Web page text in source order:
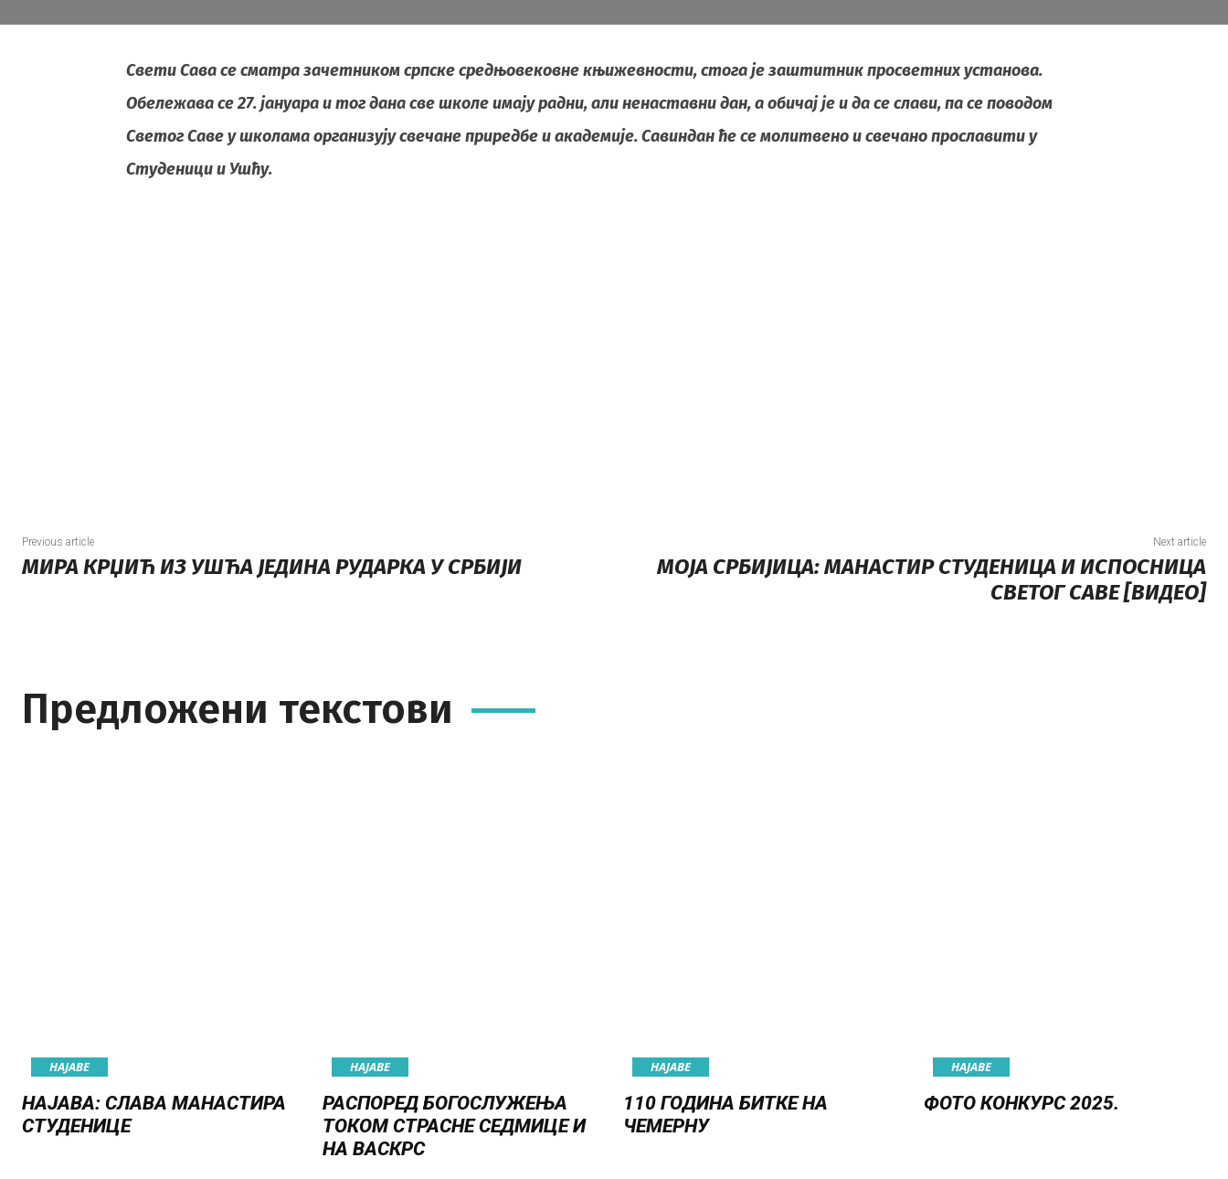
Свети Сава се сматра зачетником српске средњовековне књижевности, стога је заштитник просветних установа.
Обележава се 27. јануара и тог дана све школе имају радни, али ненаставни дан, а обичај је и да се слави, па се поводом
Светог Саве у школама организују свечане приредбе и академије. Савиндан ће се молитвено и свечано прославити у
Студеници и Ушћу.
Previous article
МИРА КРЏИЋ ИЗ УШЋА ЈЕДИНА РУДАРКА У СРБИЈИ
Next article
МОЈА СРБИЈИЦА: МАНАСТИР СТУДЕНИЦА И ИСПОСНИЦА
СВЕТОГ САВЕ [ВИДЕО]
Предложени текстови
НАЈАВE
НАЈАВА: СЛАВА МАНАСТИРА
СТУДЕНИЦЕ
НАЈАВE
РАСПОРЕД БОГОСЛУЖЕЊА
ТОКОМ СТРАСНЕ СЕДМИЦЕ И
НА ВАСКРС
НАЈАВE
110 ГОДИНА БИТКЕ НА
ЧЕМЕРНУ
НАЈАВE
ФОТО КОНКУРС 2025.